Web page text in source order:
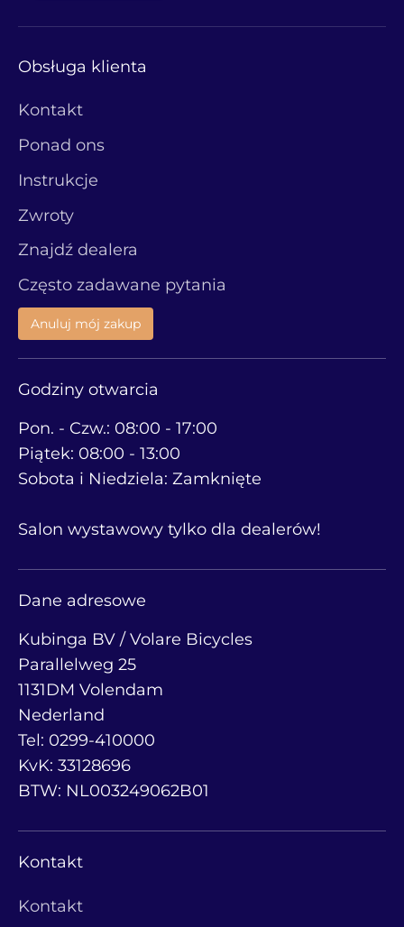
Obsługa klienta
Kontakt
Ponad ons
Instrukcje
Zwroty
Znajdź dealera
Często zadawane pytania
Anuluj mój zakup
Godziny otwarcia
Pon. - Czw.: 08:00 - 17:00
Piątek: 08:00 - 13:00
Sobota i Niedziela: Zamknięte
Salon wystawowy tylko dla dealerów!
Dane adresowe
Kubinga BV / Volare Bicycles
Parallelweg 25
1131DM Volendam
Nederland
Tel: 0299-410000
KvK: 33128696
BTW: NL003249062B01
Kontakt
Kontakt